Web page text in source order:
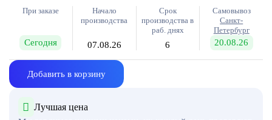
При заказе
Сегодня
Начало
производства
07.08.26
Срок
производства в
раб. днях
6
Самовывоз
Санкт-
Петербург
20.08.26
Добавить в корзину
Лучшая цена